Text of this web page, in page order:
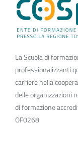
La Scuola di
professionalizzanti
carriere nella
delle organizzazioni
di formazione
OF0268